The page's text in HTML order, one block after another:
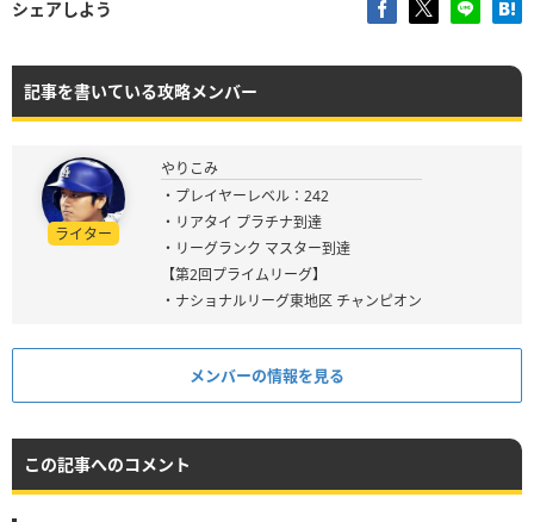
シェアしよう
記事を書いている攻略メンバー
ライター
やりこみ
・プレイヤーレベル：242
・リアタイ プラチナ到達
・リーグランク マスター到達
【第2回プライムリーグ】
・ナショナルリーグ東地区 チャンピオン
メンバーの情報を見る
この記事へのコメント